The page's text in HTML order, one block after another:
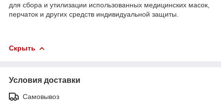
для сбора и утилизации использованных медицинских масок,
перчаток и других средств индивидуальной защиты.
Скрыть
Условия доставки
Самовывоз